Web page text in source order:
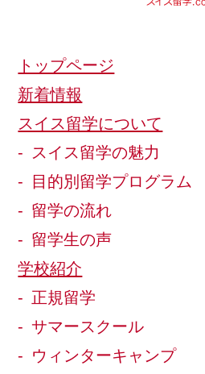
トップページ
新着情報
スイス留学について
スイス留学の魅力
目的別留学プログラム
留学の流れ
留学生の声
学校紹介
正規留学
サマースクール
ウィンターキャンプ